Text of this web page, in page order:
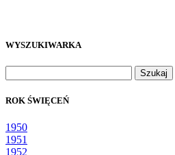
WYSZUKIWARKA
ROK ŚWIĘCEŃ
1950
1951
1952